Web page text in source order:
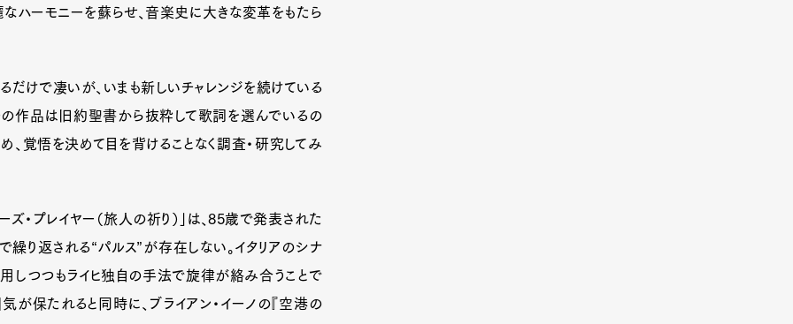
ハーモニーを蘇らせ、音楽史に大きな変革をもたら
けで凄いが、いまも新しいチャレンジを続けている
作品は旧約聖書から抜粋して歌詞を選んでいるの
、覚悟を決めて目を背けることなく調査・研究してみ
・プレイヤー（旅人の祈り）」は、85歳で発表された
繰り返される“パルス”が存在しない。イタリアのシナ
しつつもライヒ独自の手法で旋律が絡み合うことで
保たれると同時に、ブライアン・イーノの『空港の